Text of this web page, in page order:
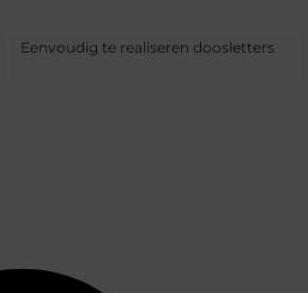
Eenvoudig te realiseren doosletters